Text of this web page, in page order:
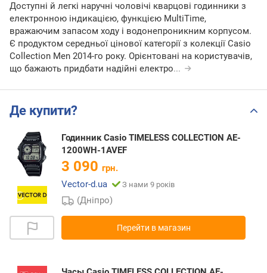
Доступні й легкі наручні чоловічі кварцові годинники з
електронною індикацією, функцією MultiTime,
вражаючим запасом ходу і водонепроникним корпусом.
Є продуктом середньої цінової категорії з колекції Casio
Collection Men 2014-го року. Орієнтовані на користувачів,
що бажають придбати надійні електро...
Де купити?
Годинник Casio TIMELESS COLLECTION AE-
1200WH-1AVEF
3 090 грн.
Vector-d.ua
З нами 9 років
(Дніпро)
Перейти в магазин